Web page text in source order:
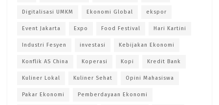
Digitalisasi UMKM Ekonomi Global ekspor
Event Jakarta Expo Food Festival Hari Kartini
Industri Fesyen investasi Kebijakan Ekonomi
Konflik AS China Koperasi Kopi Kredit Bank
Kuliner Lokal Kuliner Sehat Opini Mahasiswa
Pakar Ekonomi Pemberdayaan Ekonomi